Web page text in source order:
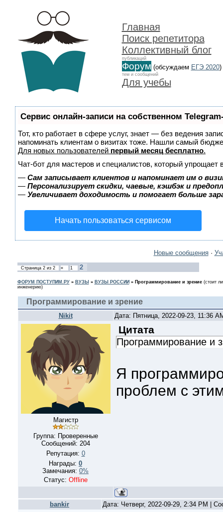
Главная
Поиск репетитора
Коллективный блог
публикаций
Форум (обсуждаем ЕГЭ 2020)
тем и сообщений
Для учебы
Сервис онлайн-записи на собственном
Тот, кто работает в сфере услуг, знает — без ведения
напоминать клиентам о визитах тоже. Нашли самый
Для новых пользователей первый месяц бесплатно.
Чат-бот для мастеров и специалистов, который упрощает
— Сам записывает клиентов и напоминает им о
— Персонализирует скидки, чаевые, кэшбэк и
— Увеличивает доходимость и помогает больше
Начать пользоваться сервисом
Новые сообщения·
Страница 2из 2 « 1 2
ФОРУМ ПОСТУПИМ.РУ» ВУЗЫ » ВУЗЫ РОССИИ » Программирование и зрение (стоит
инженерию)
Программирование и зрение
Nikit Дата: Пятница, 2022-09-23, 11:36
Магистр
Группа: Проверенные
Сообщений: 204
Репутация: 0
Награды: 0
Замечания: 0%
Статус: Offline
Цитата
Программирование и
Я
проблем с
bankir
Дата: Четверг, 2022-09-29, 2:34 PM |